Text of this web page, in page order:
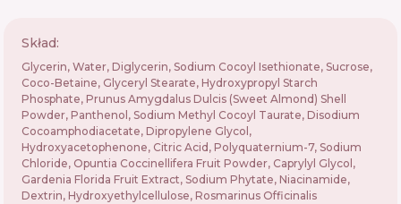
Skład:
Glycerin, Water, Diglycerin, Sodium Cocoyl Isethionate, Sucrose,
Coco-Betaine, Glyceryl Stearate, Hydroxypropyl Starch
Phosphate, Prunus Amygdalus Dulcis (Sweet Almond) Shell
Powder, Panthenol, Sodium Methyl Cocoyl Taurate, Disodium
Cocoamphodiacetate, Dipropylene Glycol,
Hydroxyacetophenone, Citric Acid, Polyquaternium-7, Sodium
Chloride, Opuntia Coccinellifera Fruit Powder, Caprylyl Glycol,
Gardenia Florida Fruit Extract, Sodium Phytate, Niacinamide,
Dextrin, Hydroxyethylcellulose, Rosmarinus Officinalis